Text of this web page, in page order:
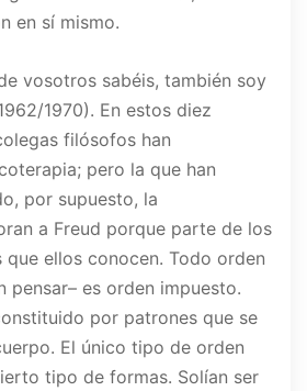
en sí mismo.
vosotros sabéis, también soy
1970). En estos diez
filósofos han
pero la que han
por supuesto, la
a Freud porque parte de los
que ellos conocen. Todo orden
pensar– es orden impuesto.
por patrones que se
El único tipo de orden
tipo de formas. Solían ser